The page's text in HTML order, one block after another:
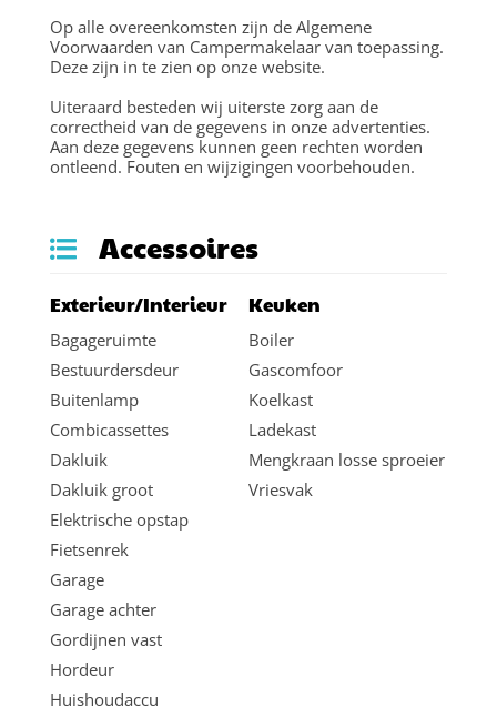
Op alle overeenkomsten zijn de Algemene
Voorwaarden van Campermakelaar van toepassing.
Deze zijn in te zien op onze website.
Uiteraard besteden wij uiterste zorg aan de
correctheid van de gegevens in onze advertenties.
Aan deze gegevens kunnen geen rechten worden
ontleend. Fouten en wijzigingen voorbehouden.
Accessoires
Exterieur/Interieur
Bagageruimte
Bestuurdersdeur
Buitenlamp
Combicassettes
Dakluik
Dakluik groot
Elektrische opstap
Fietsenrek
Garage
Garage achter
Gordijnen vast
Hordeur
Huishoudaccu
Keuken
Boiler
Gascomfoor
Koelkast
Ladekast
Mengkraan losse sproeier
Vriesvak